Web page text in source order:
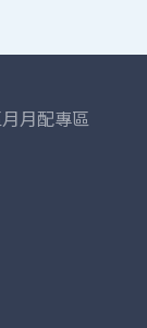
月月配專區